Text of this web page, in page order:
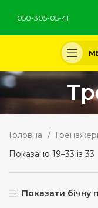
050-305-05-41
Головна
Показано 19–33 із 33
Показати бічну